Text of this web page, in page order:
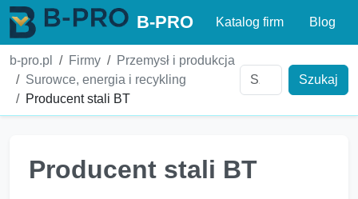
B-PRO Katalog firm Blog
b-pro.pl Firmy
Przemysł i produkcja
Surowce, energia i recykling
Producent stali BT
Szukaj
Producent stali BT